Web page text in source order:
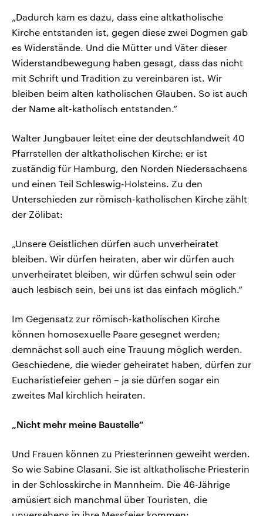
„Dadurch kam es dazu, dass eine altkatholische
Kirche entstanden ist, gegen diese zwei Dogmen gab
es Widerstände. Und die Mütter und Väter dieser
Widerstandbewegung haben gesagt, dass das nicht
mit Schrift und Tradition zu vereinbaren ist. Wir
bleiben beim alten katholischen Glauben. So ist auch
der Name alt-katholisch entstanden.“
Walter Jungbauer leitet eine der deutschlandweit 40
Pfarrstellen der altkatholischen Kirche: er ist
zuständig für Hamburg, den Norden Niedersachsens
und einen Teil Schleswig-Holsteins. Zu den
Unterschieden zur römisch-katholischen Kirche zählt
der Zölibat:
„Unsere Geistlichen dürfen auch unverheiratet
bleiben. Wir dürfen heiraten, aber wir dürfen auch
unverheiratet bleiben, wir dürfen schwul sein oder
auch lesbisch sein, bei uns ist das einfach möglich.“
Im Gegensatz zur römisch-katholischen Kirche
können homosexuelle Paare gesegnet werden;
demnächst soll auch eine Trauung möglich werden.
Geschiedene, die wieder geheiratet haben, dürfen zur
Eucharistiefeier gehen – ja sie dürfen sogar ein
zweites Mal kirchlich heiraten.
„Nicht mehr meine Baustelle“
Und Frauen können zu Priesterinnen geweiht werden.
So wie Sabine Clasani. Sie ist altkatholische Priesterin
in der Schlosskirche in Mannheim. Die 46-Jährige
amüsiert sich manchmal über Touristen, die